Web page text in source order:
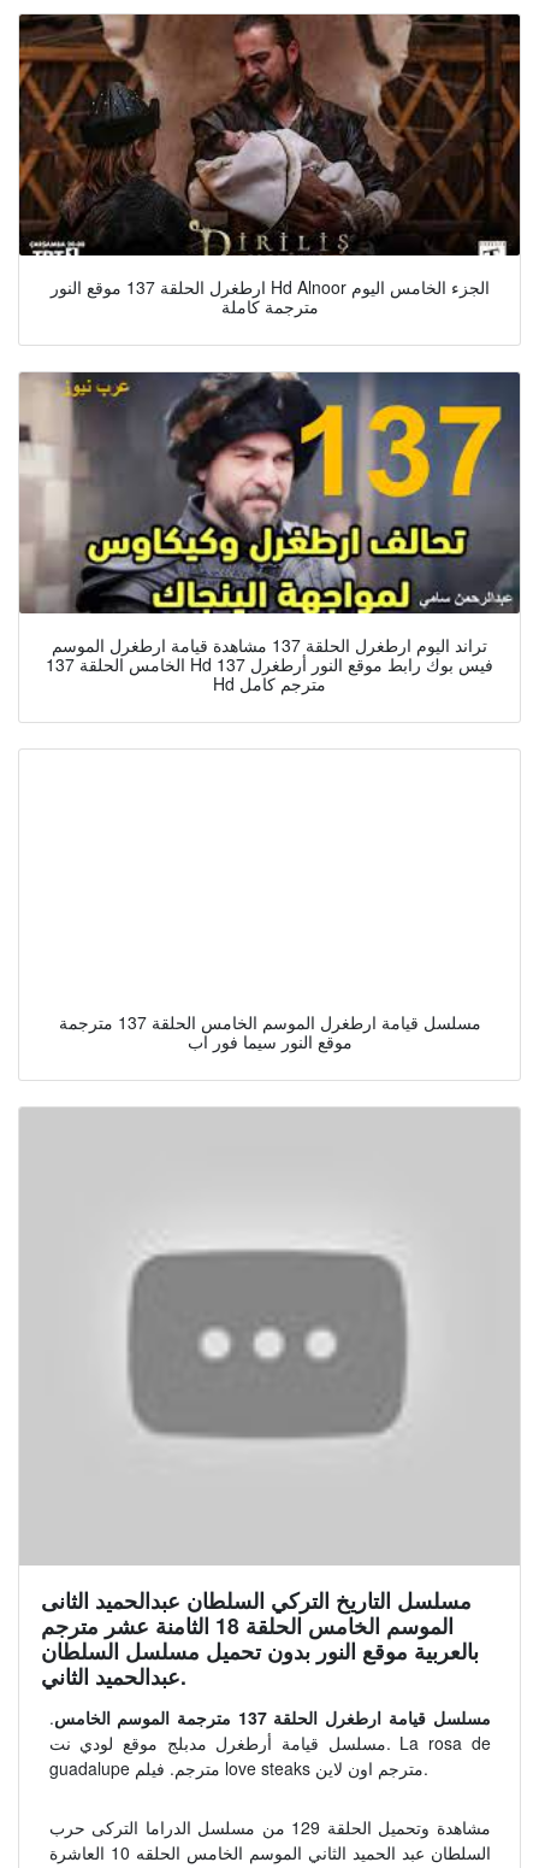
ارطغرل الحلقة 137 موقع النور Hd Alnoor الجزء الخامس اليوم
مترجمة كاملة
تراند اليوم ارطغرل الحلقة 137 مشاهدة قيامة ارطغرل الموسم
الخامس الحلقة 137 Hd فيس بوك رابط موقع النور أرطغرل 137
Hd مترجم كامل
مسلسل قيامة ارطغرل الموسم الخامس الحلقة 137 مترجمة
موقع النور سيما فور اب
مسلسل التاريخ التركي السلطان عبدالحميد الثانى
الموسم الخامس الحلقة 18 الثامنة عشر مترجم
بالعربية موقع النور بدون تحميل مسلسل السلطان
عبدالحميد الثاني.
مسلسل قيامة ارطغرل الحلقة 137 مترجمة الموسم الخامس
.
مسلسل قيامة أرطغرل مدبلج موقع لودي نت. La rosa de
guadalupe مترجم. فيلم love steaks مترجم اون لاين.
مشاهدة وتحميل الحلقة 129 من مسلسل الدراما التركى حرب
السلطان عبد الحميد الثاني الموسم الخامس الحلقه 10 العاشرة